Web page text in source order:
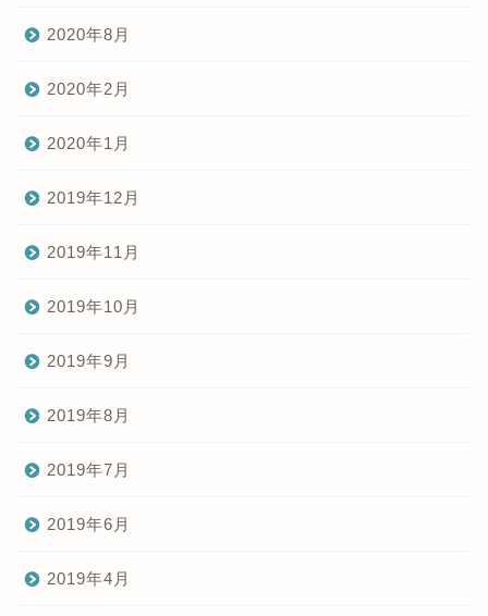
2020年8月
2020年2月
2020年1月
2019年12月
2019年11月
2019年10月
2019年9月
2019年8月
2019年7月
2019年6月
2019年4月